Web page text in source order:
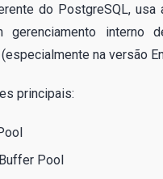
do PostgreSQL, usa
gerenciamento interno
na versão
principais:
Pool